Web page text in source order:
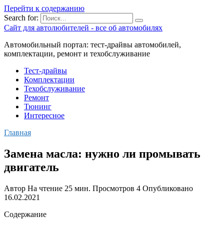
Перейти к содержанию
Search for:
Сайт для автолюбителей - все об автомобилях
Автомобильный портал: тест-драйвы автомобилей,
комплектации, ремонт и техобслуживание
Тест-драйвы
Комплектации
Техобслуживание
Ремонт
Тюнинг
Интересное
Главная
Замена масла: нужно ли промывать
двигатель
Автор На чтение 25 мин. Просмотров 4 Опубликовано
16.02.2021
Содержание